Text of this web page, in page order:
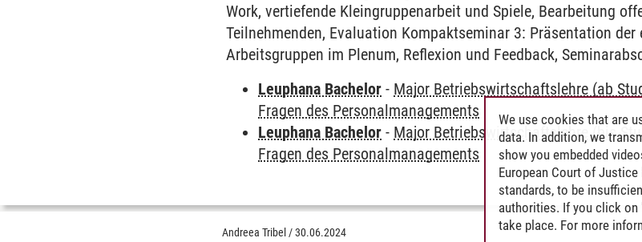
Work, vertiefende Kleingruppenarbeit und Spiele, Bearbeitung
Teilnehmenden, Evaluation Kompaktseminar 3: Präsentation
Arbeitsgruppen im Plenum, Reflexion und Feedback,
Leuphana Bachelor - Major Betriebswirtschaftslehre (ab
Fragen des Personalmanagements
Leuphana Bachelor - Major Betriebswirtschaftslehre (bis
Fragen des Personalmanagements
Andreea Tribel /30.06.2024
We use cookies that are
data. In addition, we
show you embedded
European Court of
standards, to be
authorities. If you click
take place. For more